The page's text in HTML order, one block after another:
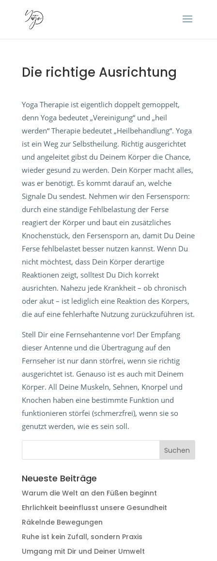
Die richtige Ausrichtung
Yoga Therapie ist eigentlich doppelt gemoppelt,
denn Yoga bedeutet „Vereinigung“ und „heil
werden“ Therapie bedeutet „Heilbehandlung“. Yoga
ist ein Weg zur Selbstheilung. Richtig ausgerichtet
und angeleitet gibst du Deinem Körper die Chance,
wieder gesund zu werden. Dein Körper macht alles,
was er benötigt. Es kommt darauf an, welche
Signale Du sendest. Nehmen wir den Fersensporn:
durch eine ständige Fehlbelastung der Ferse
reagiert der Körper und baut ein zusätzliches
Knochenstück, den Fersensporn an, damit Du Deine
Ferse fehlbelastet besser nutzen kannst. Wenn Du
nicht möchtest, dass Dein Körper derartige
Reaktionen zeigt, solltest Du Dich korrekt
ausrichten. Nahezu jede Krankheit – ob chronisch
oder akut – ist lediglich eine Reaktion des Körpers,
die auf eine fehlerhafte Nutzung zurückzuführen ist.
Stell Dir eine Fernsehantenne vor! Der Empfang
dieser Antenne und die Übertragung auf den
Fernseher ist nur dann störfrei, wenn sie richtig
ausgerichtet ist. Genauso ist es auch mit Deinem
Körper. All Deine Muskeln, Sehnen, Knorpel und
Knochen haben eine bestimmte Funktion und
funktionieren störfei (schmerzfrei), wenn sie so
genutzt werden, wie es sein soll.
Neueste Beiträge
Warum die Welt an den Füßen beginnt
Ehrlichkeit beeinflusst unsere Gesundheit
Räkelnde Bewegungen
Ruhe ist kein Zufall, sondern Praxis
Umgang mit Dir und Deiner Umwelt